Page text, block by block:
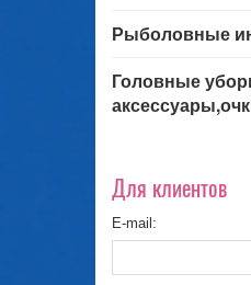
Рыболовные
Головные
Для клиентов
E-mail: